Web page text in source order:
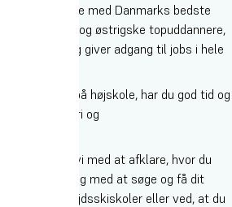
med Danmarks bedste
og østrigske topuddannere,
og giver adgang til jobs i hele
på højskole, har du god tid og
skiløb, teori og
arbejder vi med at afklare, hvor du
og vi hjælper dig med at søge og få dit
samarbejdsskiskoler eller ved, at du